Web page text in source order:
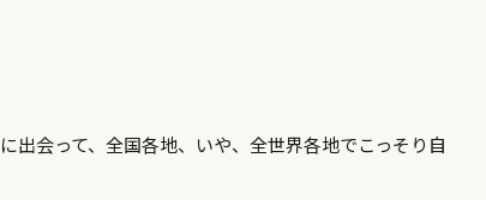
に出会って、全国各地、いや、全世界各地でこっそり自